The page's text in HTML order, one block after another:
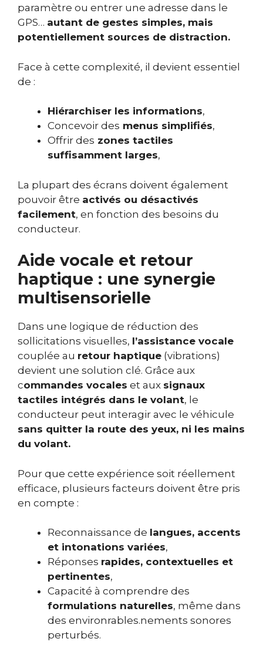
paramètre ou entrer une adresse dans le
GPS… autant de gestes simples, mais
potentiellement sources de distraction.
Face à cette complexité, il devient essentiel
de :
Hiérarchiser les informations,
Concevoir des menus simplifiés,
Offrir des zones tactiles
suffisamment larges,
La plupart des écrans doivent également
pouvoir être activés ou désactivés
facilement, en fonction des besoins du
conducteur.
Aide vocale et retour
haptique : une synergie
multisensorielle
Dans une logique de réduction des
sollicitations visuelles, l’assistance vocale
couplée au retour haptique (vibrations)
devient une solution clé. Grâce aux
commandes vocales et aux signaux
tactiles intégrés dans le volant, le
conducteur peut interagir avec le véhicule
sans quitter la route des yeux, ni les mains
du volant.
Pour que cette expérience soit réellement
efficace, plusieurs facteurs doivent être pris
en compte :
Reconnaissance de langues, accents
et intonations variées,
Réponses rapides, contextuelles et
pertinentes,
Capacité à comprendre des
formulations naturelles, même dans
des environrables.nements sonores
perturbés.